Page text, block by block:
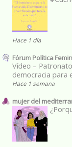
Hace 1 día
Fórum Política
Vídeo –
democracia para
Hace 1 semana
mujer del